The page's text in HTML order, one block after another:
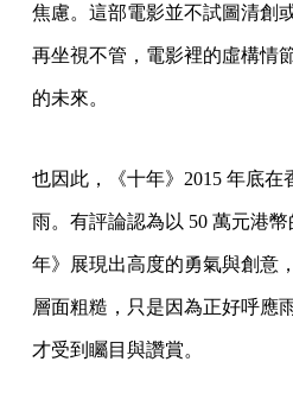
焦慮。這部電影並不試圖清創
再坐視不管，電影裡的虛構情
的未來。
也因此，《十年》2015 年底
雨。有評論認為以 50 萬元港
年》展現出高度的勇氣與創意
層面粗糙，只是因為正好呼應
才受到矚目與讚賞。